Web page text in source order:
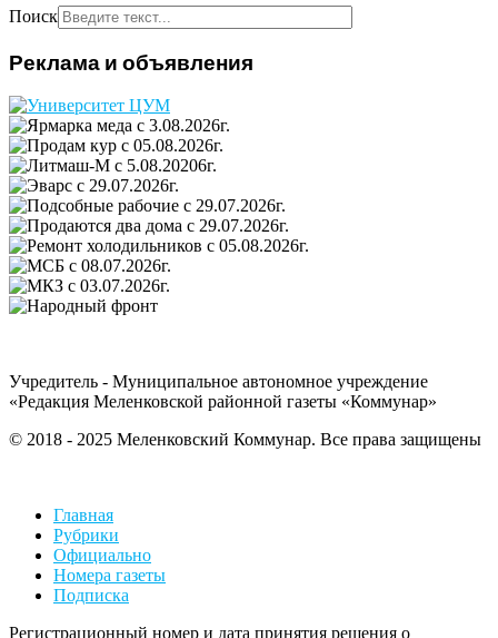
Поиск
Реклама и объявления
Учредитель - Муниципальное автономное учреждение
«Редакция Меленковской районной газеты «Коммунар»
© 2018 - 2025 Меленковский Коммунар. Все права защищены
Главная
Рубрики
Официально
Номера газеты
Подписка
Регистрационный номер и дата принятия решения о